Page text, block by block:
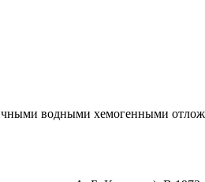
водными хемогенными